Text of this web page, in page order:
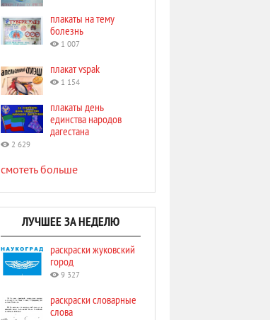
плакаты на тему
болезнь
1 007
плакат vspak
1 154
плакаты день
единства народов
дагестана
2 629
смотеть больше
ЛУЧШЕЕ ЗА НЕДЕЛЮ
раскраски жуковский
город
9 327
раскраски словарные
слова